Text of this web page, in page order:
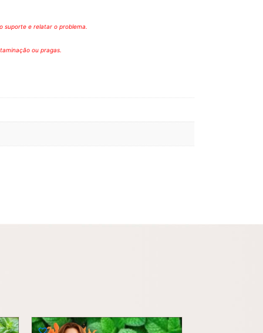
suporte e relatar o problema.
ou pragas.